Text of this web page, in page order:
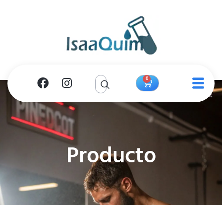
0
Producto